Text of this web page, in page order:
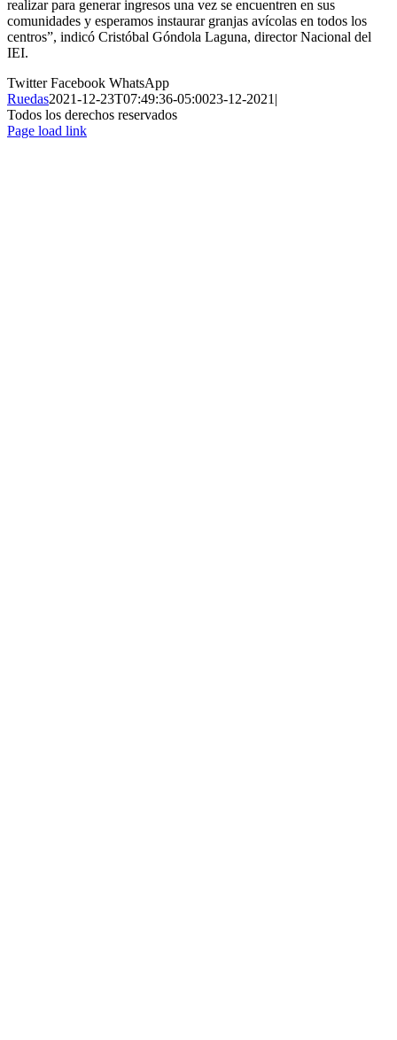
realizar para generar ingresos una vez se encuentren en sus
comunidades y esperamos instaurar granjas avícolas en todos los
centros”, indicó Cristóbal Góndola Laguna, director Nacional del
IEI.
TwitterFacebook WhatsApp
Ruedas2021-12-23T07:49:36-05:0023-12-2021|
Todos los derechos reservados
Page load link